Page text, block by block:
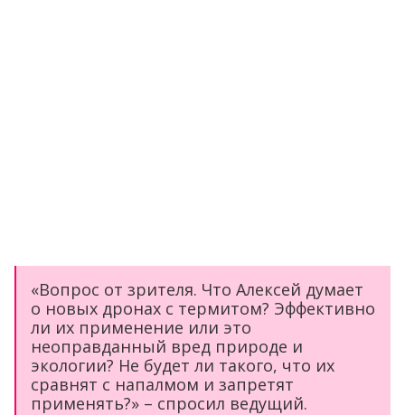
«Вопрос от зрителя. Что Алексей думает
о новых дронах с термитом? Эффективно
ли их применение или это
неоправданный вред природе и
экологии? Не будет ли такого, что их
сравнят с напалмом и запретят
применять?» – спросил ведущий.